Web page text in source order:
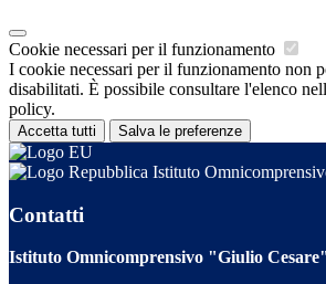
Cookie necessari per il funzionamento
I cookie necessari per il funzionamento non
disabilitati. È possibile consultare l'elenco
policy.
Accetta tutti Salva le preferenze
Istituto
Contatti
Istituto Omnicomprensivo "Giulio Cesare"